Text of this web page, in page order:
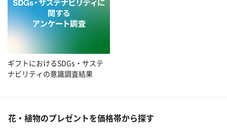
ギフトにおけるSDGs・サステ
ナビリティの意識調査結果
花・植物のプレゼントを価格帯から探す